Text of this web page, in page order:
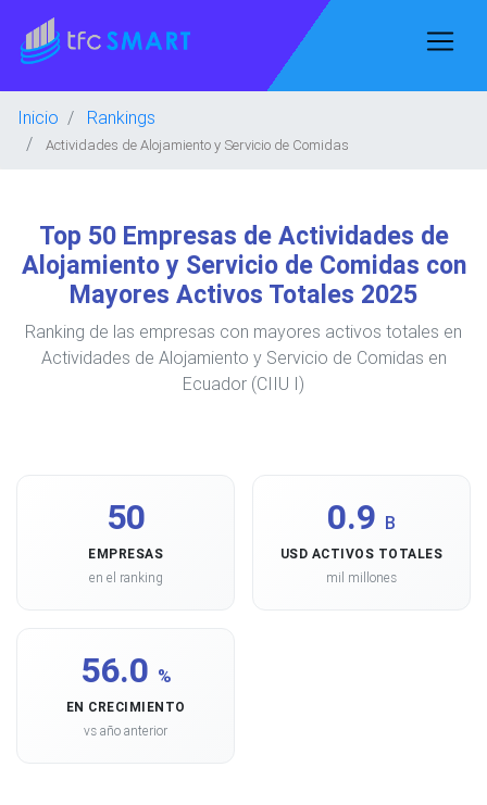
Inicio Rankings
Actividades de Alojamiento y Servicio de Comidas
Top 50 Empresas de Actividades de
Alojamiento y Servicio de Comidas con
Mayores Activos Totales 2025
Ranking de las empresas con mayores activos totales en
Actividades de Alojamiento y Servicio de Comidas en
Ecuador (CIIU I)
50
EMPRESAS
en el ranking
0.9 B
USD ACTIVOS TOTALES
mil millones
56.0 %
EN CRECIMIENTO
vs año anterior